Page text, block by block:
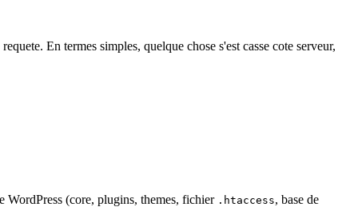
En termes simples, quelque chose s'est casse cote serveur,
WordPress (core, plugins, themes, fichier .htaccess, base de